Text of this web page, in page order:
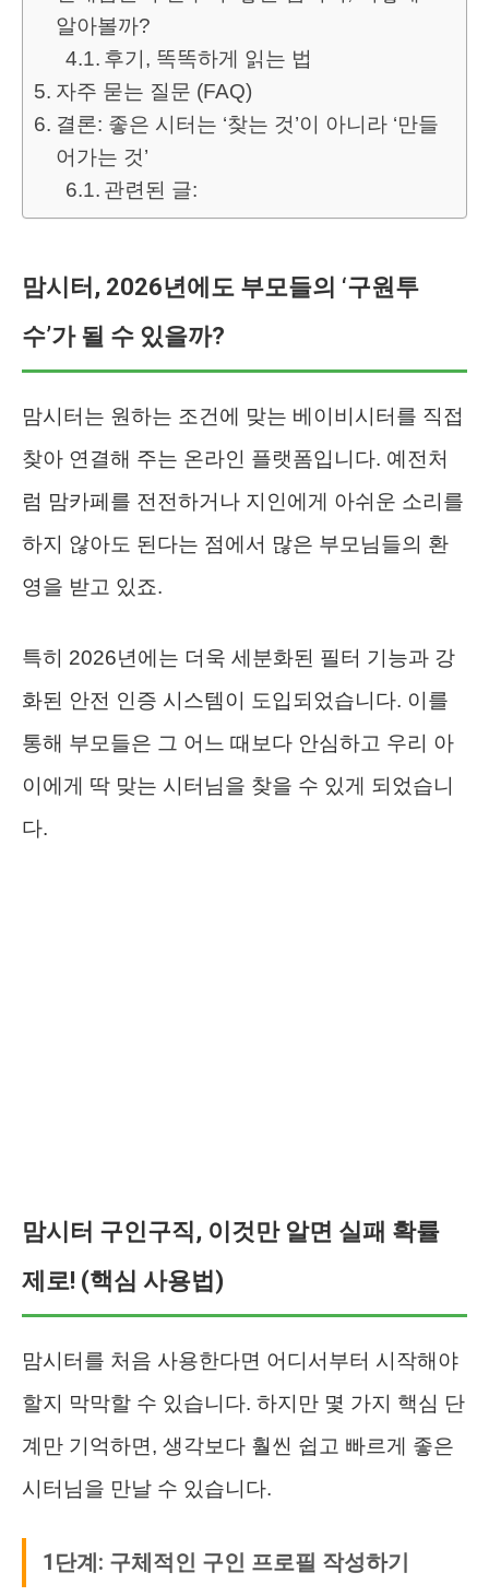
알아볼까?
후기, 똑똑하게 읽는 법
자주 묻는 질문 (FAQ)
결론: 좋은 시터는 ‘찾는 것’이 아니라 ‘만들
어가는 것’
관련된 글:
맘시터, 2026년에도 부모들의 ‘구원투
수’가 될 수 있을까?
맘시터는 원하는 조건에 맞는 베이비시터를 직접
찾아 연결해 주는 온라인 플랫폼입니다. 예전처
럼 맘카페를 전전하거나 지인에게 아쉬운 소리를
하지 않아도 된다는 점에서 많은 부모님들의 환
영을 받고 있죠.
특히 2026년에는 더욱 세분화된 필터 기능과 강
화된 안전 인증 시스템이 도입되었습니다. 이를
통해 부모들은 그 어느 때보다 안심하고 우리 아
이에게 딱 맞는 시터님을 찾을 수 있게 되었습니
다.
맘시터 구인구직, 이것만 알면 실패 확률
제로! (핵심 사용법)
맘시터를 처음 사용한다면 어디서부터 시작해야
할지 막막할 수 있습니다. 하지만 몇 가지 핵심 단
계만 기억하면, 생각보다 훨씬 쉽고 빠르게 좋은
시터님을 만날 수 있습니다.
1단계: 구체적인 구인 프로필 작성하기